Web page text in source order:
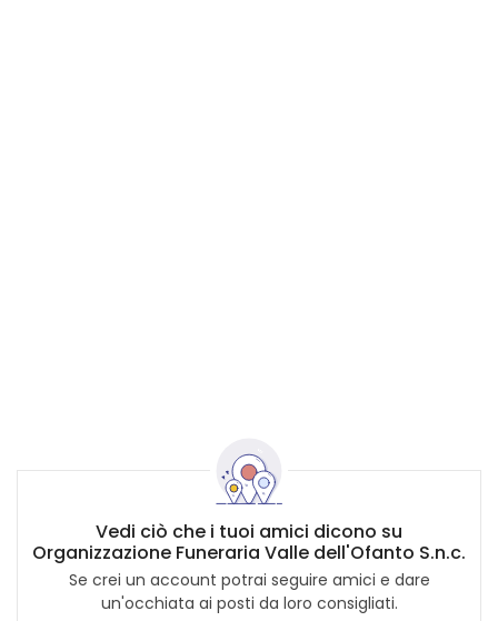
Vedi ciò che i tuoi amici dicono su
Organizzazione Funeraria Valle dell'Ofanto S.n.c.
Se crei un account potrai seguire amici e dare
un'occhiata ai posti da loro consigliati.